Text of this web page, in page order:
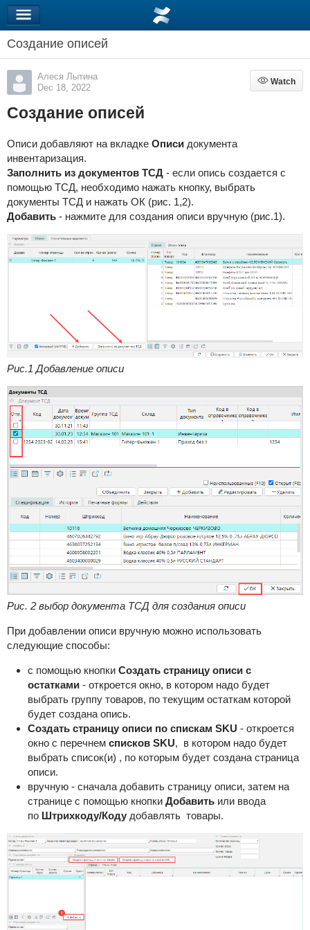
Создание описей
Алеся Лытина
Dec 18, 2022
Watch
Watch
Создание описей
Описи добавляют на вкладке Описи документа
инвентаризация.
Заполнить из документов ТСД - если опись создается с
помощью ТСД, необходимо нажать кнопку, выбрать
документы ТСД и нажать ОК (рис. 1,2).
Добавить - нажмите для создания описи вручную (рис.1).
Рис.1 Добавление описи
Рис. 2 выбор документа ТСД для создания описи
При добавлении описи вручную можно использовать
следующие способы:
с помощью кнопки Создать страницу описи с
остатками - откроется окно, в котором надо будет
выбрать группу товаров, по текущим остаткам которой
будет создана опись.
Создать страницу описи по спискам SKU - откроется
окно с перечнем списков SKU, в котором надо будет
выбрать список(и) , по которым будет создана страница
описи.
вручную - сначала добавить страницу описи, затем на
странице с помощью кнопки Добавить или ввода
по Штрихкоду/Коду добавлять товары.